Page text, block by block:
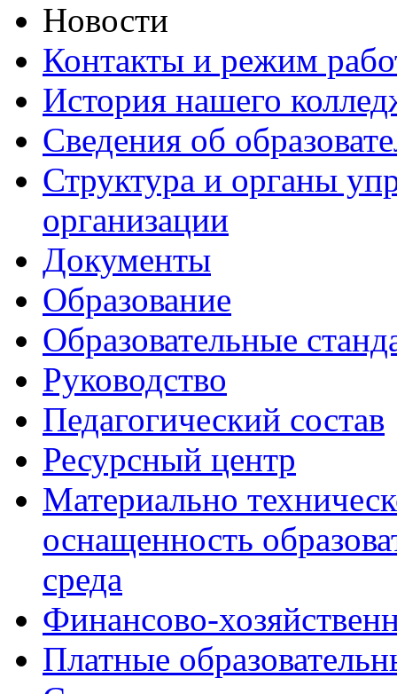
Новости
Контакты и режим
История нашего
Сведения об
Структура и органы
организации
Документы
Образование
Образовательные
Руководство
Педагогический состав
Ресурсный центр
Материально
оснащенность
среда
Финансово-
Платные